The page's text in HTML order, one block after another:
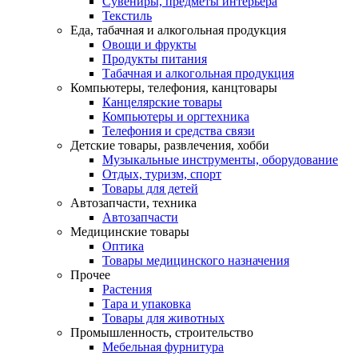
Текстиль
Еда, табачная и алкогольная продукция
Овощи и фрукты
Продукты питания
Табачная и алкогольная продукция
Компьютеры, телефония, канцтовары
Канцелярские товары
Компьютеры и оргтехника
Телефония и средства связи
Детские товары, развлечения, хобби
Музыкальные инструменты, оборудование
Отдых, туризм, спорт
Товары для детей
Автозапчасти, техника
Автозапчасти
Медицинские товары
Оптика
Товары медицинского назначения
Прочее
Растения
Тара и упаковка
Товары для животных
Промышленность, строительство
Мебельная фурнитура